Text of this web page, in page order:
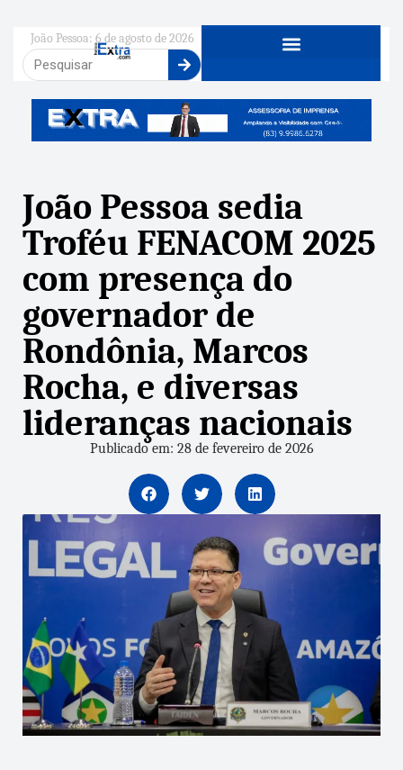
João Pessoa: 6 de agosto de 2026
João Pessoa sedia
Troféu FENACOM 2025
com presença do
governador de
Rondônia, Marcos
Rocha, e diversas
lideranças nacionais
Publicado em: 28 de fevereiro de 2026